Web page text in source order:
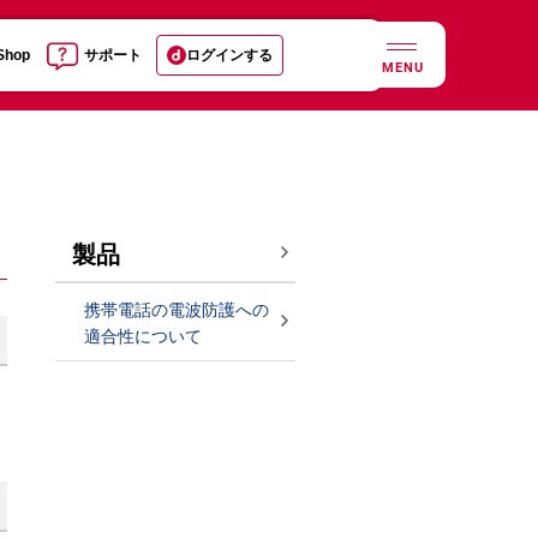
サポート ログインする
MENU
製品
携帯電話の電波防護への
適合性について